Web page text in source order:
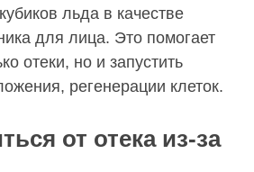
льда в качестве
для лица. Это помогает
отеки, но и запустить
регенерации клеток.
от отека из-за